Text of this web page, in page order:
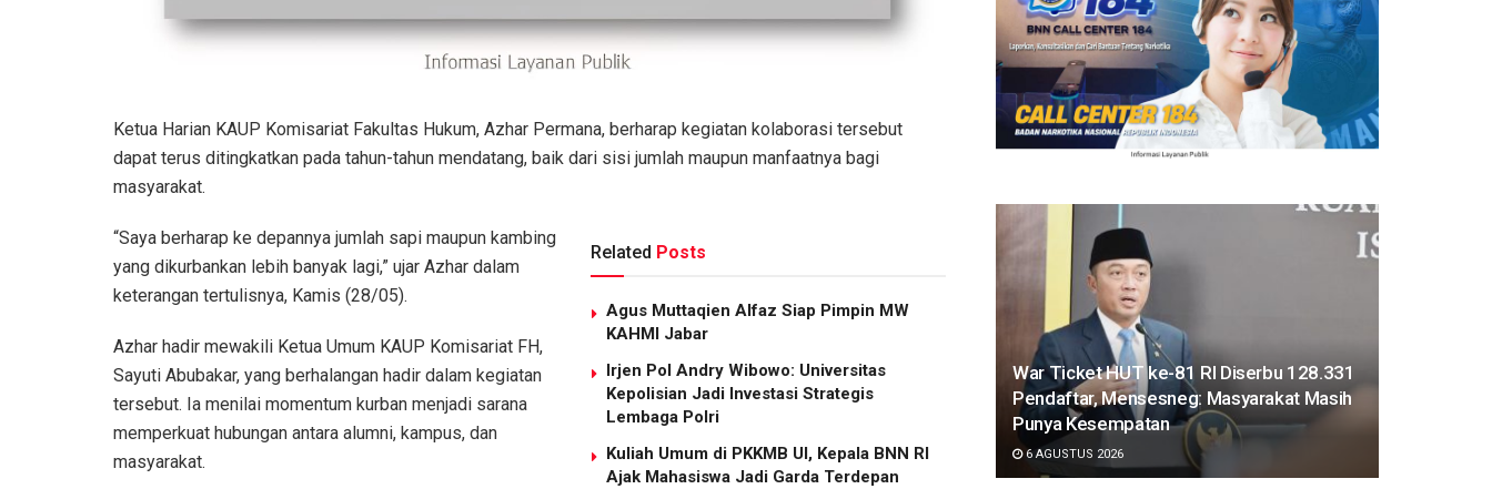
Ketua Harian KAUP Komisariat Fakultas Hukum, Azhar Permana, berharap kegiatan kolaborasi tersebut
dapat terus ditingkatkan pada tahun-tahun mendatang, baik dari sisi jumlah maupun manfaatnya bagi
masyarakat.
Related Posts
Agus Muttaqien Alfaz Siap Pimpin MW
KAHMI Jabar
Irjen Pol Andry Wibowo: Universitas
Kepolisian Jadi Investasi Strategis
Lembaga Polri
Kuliah Umum di PKKMB UI, Kepala BNN RI
Ajak Mahasiswa Jadi Garda Terdepan
“Saya berharap ke depannya jumlah sapi maupun kambing
yang dikurbankan lebih banyak lagi,” ujar Azhar dalam
keterangan tertulisnya, Kamis (28/05).
Azhar hadir mewakili Ketua Umum KAUP Komisariat FH,
Sayuti Abubakar, yang berhalangan hadir dalam kegiatan
tersebut. Ia menilai momentum kurban menjadi sarana
memperkuat hubungan antara alumni, kampus, dan
masyarakat.
War Ticket HUT ke-81 RI Diserbu 128.331
Pendaftar, Mensesneg: Masyarakat Masih
Punya Kesempatan
6 AGUSTUS 2026